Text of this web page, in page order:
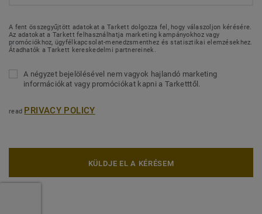
A fent összegyűjtött adatokat a Tarkett dolgozza fel, hogy válaszoljon kérésére.
Az adatokat a Tarkett felhasználhatja marketing kampányokhoz vagy
promóciókhoz, ügyfélkapcsolat-menedzsmenthez és statisztikai elemzésekhez.
Átadhatók a Tarkett kereskedelmi partnereinek.
A négyzet bejelölésével nem vagyok hajlandó marketing
információkat vagy promóciókat kapni a Tarketttől.
read PRIVACY POLICY
KÜLDJE EL A KÉRÉSEM